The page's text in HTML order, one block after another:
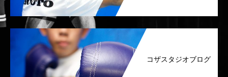
コザスタジオブログ